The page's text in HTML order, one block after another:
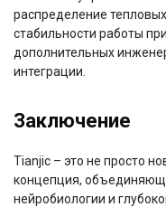
распределение
стабильности работы
дополнительных
интеграции.
Заключение
Tianjic – это не просто
концепция,
нейробиологии и